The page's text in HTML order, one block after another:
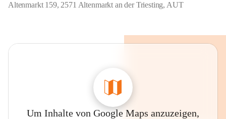
Altenmarkt 159, 2571 Altenmarkt an der Triesting, AUT
Um Inhalte von Google Maps anzuzeigen,